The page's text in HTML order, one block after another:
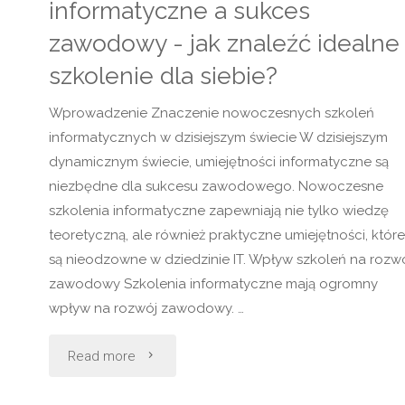
informatyczne a sukces
zawodowy - jak znaleźć idealne
szkolenie dla siebie?
Wprowadzenie Znaczenie nowoczesnych szkoleń
informatycznych w dzisiejszym świecie W dzisiejszym
dynamicznym świecie, umiejętności informatyczne są
niezbędne dla sukcesu zawodowego. Nowoczesne
szkolenia informatyczne zapewniają nie tylko wiedzę
teoretyczną, ale również praktyczne umiejętności, które
są nieodzowne w dziedzinie IT. Wpływ szkoleń na
zawodowy Szkolenia informatyczne mają ogromny
wpływ na rozwój zawodowy. …
Read more "Nowoczesne